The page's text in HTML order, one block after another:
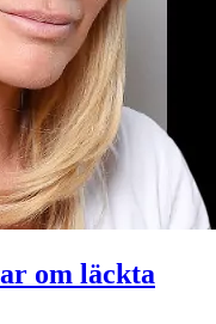
om läckta